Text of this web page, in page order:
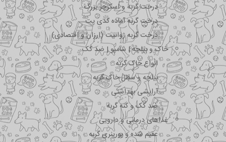
درخت گربه و اسکرچر بزرگ
درخت گربه آماده کدی پت
درخت گربه ژوانیت (ارزان و اقتصادی)
خاک و بیلچه | شامپو | ضد کک
انواع خاک گربه
بیلچه و سطل خاک گربه
آرایشی بهداشتی
ضد کک و کنه گربه
غذاهای درمانی و دارویی
عقیم شده و یورینری گربه